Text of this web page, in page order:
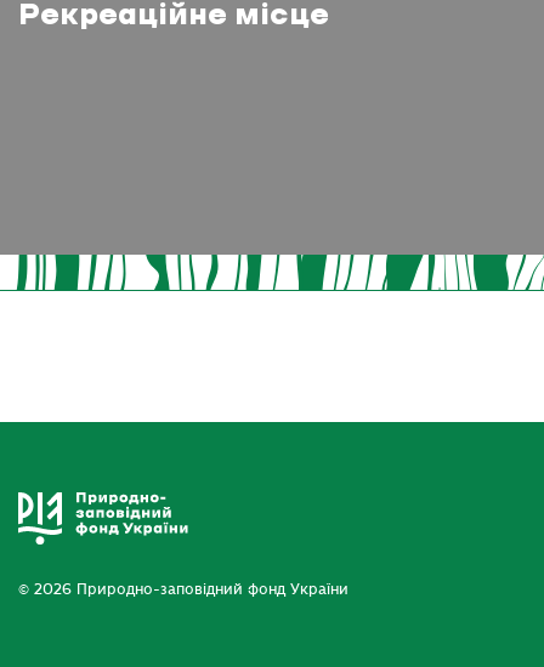
Рекреаційне місце
© 2026 Природно-заповідний фонд України